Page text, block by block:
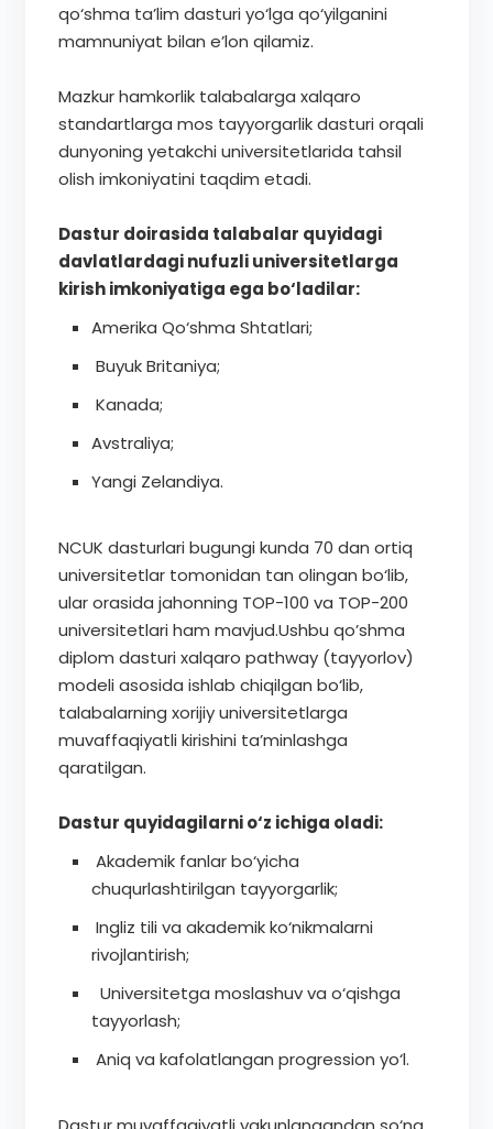
qo‘shma ta’lim dasturi yo‘lga qo‘yilganini
mamnuniyat bilan e’lon qilamiz.
Mazkur hamkorlik talabalarga xalqaro
standartlarga mos tayyorgarlik dasturi orqali
dunyoning yetakchi universitetlarida tahsil
olish imkoniyatini taqdim etadi.
Dastur doirasida talabalar quyidagi
davlatlardagi nufuzli universitetlarga
kirish imkoniyatiga ega bo‘ladilar:
Amerika Qo‘shma Shtatlari;
Buyuk Britaniya;
Kanada;
Avstraliya;
Yangi Zelandiya.
NCUK dasturlari bugungi kunda 70 dan ortiq
universitetlar tomonidan tan olingan bo‘lib,
ular orasida jahonning TOP-100 va TOP-200
universitetlari ham mavjud.Ushbu qo’shma
diplom dasturi xalqaro pathway (tayyorlov)
modeli asosida ishlab chiqilgan bo‘lib,
talabalarning xorijiy universitetlarga
muvaffaqiyatli kirishini ta’minlashga
qaratilgan.
Dastur quyidagilarni o‘z ichiga oladi:
Akademik fanlar bo‘yicha
chuqurlashtirilgan tayyorgarlik;
Ingliz tili va akademik ko‘nikmalarni
rivojlantirish;
Universitetga moslashuv va o‘qishga
tayyorlash;
Aniq va kafolatlangan progression yo‘l.